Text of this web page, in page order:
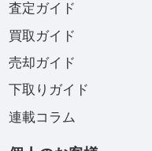
査定ガイド
買取ガイド
売却ガイド
下取りガイド
連載コラム